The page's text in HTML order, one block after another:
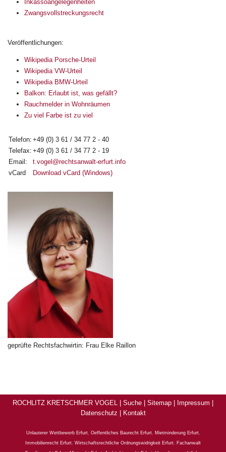
Inkassoangelegenheiten
Zwangsvollstreckungsrecht
Veröffentlichungen:
Wikipedia Porsche-Urteil
Wikipedia VW-Urteil
Wikipedia BMW-Urteil
Balkon: Erlaubt ist, was gefällt?
Rauchmelder in Wohnräumen
Zu viel Farbe ist zu viel
Telefon: +49 (0) 3 61 / 34 77 2 - 40
Telefax: +49 (0) 3 61 / 34 77 2 - 19
Email:
t.vogel@rechtsanwalt-erfurt.info
vCard
Download vCard (Windows)
geprüfte Rechtsfachwirtin: Frau Elke Raillon
ROCHLITZ KRETSCHMER VOGEL | Suche Sitemap Impressum
Datenschutz
Kontakt
Unlauterer Wettbewerb Erfurt, Oeffentliches Baurecht Erfurt, Mietminderung Erfurt,
Immobilienrecht Erfurt Wirtschaftsrechtliche Ordnungswidrigkeit Erfurt
Fachanwalt